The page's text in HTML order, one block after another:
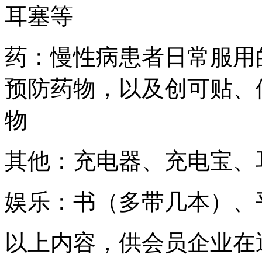
耳塞等
药：慢性病患者日常服
预防药物，以及创可贴
物
其他：充电器、充电宝
娱乐：书（多带几本）
以上内容，供会员企业